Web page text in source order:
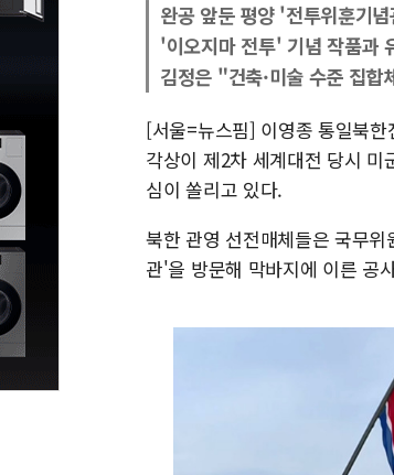
완공 앞둔 평양 '전투위훈기
'이오지마 전투' 기념 작품과
김정은 "건축·미술 수준 집합
[서울=뉴스핌] 이영종 통일북
각상이 제2차 세계대전 당시
심이 쏠리고 있다.
북한 관영 선전매체들은 국무
관'을 방문해 막바지에 이른 공